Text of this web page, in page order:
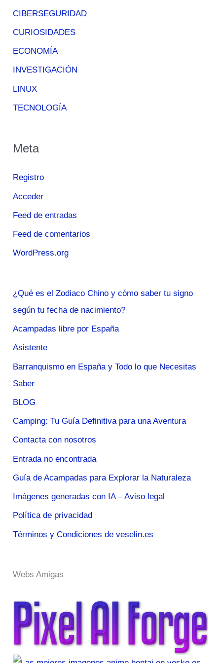
CIBERSEGURIDAD
CURIOSIDADES
ECONOMÍA
INVESTIGACIÓN
LINUX
TECNOLOGÍA
Meta
Registro
Acceder
Feed de entradas
Feed de comentarios
WordPress.org
¿Qué es el Zodiaco Chino y cómo saber tu signo
según tu fecha de nacimiento?
Acampadas libre por España
Asistente
Barranquismo en España y Todo lo que Necesitas
Saber
BLOG
Camping: Tu Guía Definitiva para una Aventura
Contacta con nosotros
Entrada no encontrada
Guía de Acampadas para Explorar la Naturaleza
Imágenes generadas con IA – Aviso legal
Política de privacidad
Términos y Condiciones de veselin.es
Webs Amigas